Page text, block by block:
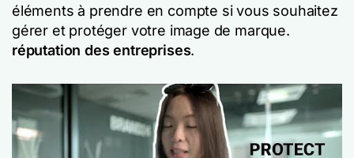
éléments à prendre en compte si vous souhaitez
gérer et protéger votre image de marque.
réputation des entreprises.